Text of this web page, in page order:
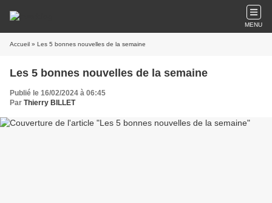
MENU
Accueil » Les 5 bonnes nouvelles de la semaine
Les 5 bonnes nouvelles de la semaine
Publié le 16/02/2024 à 06:45
Par Thierry BILLET